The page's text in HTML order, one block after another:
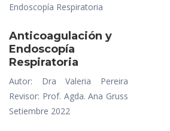
Anticoagulación y
Endoscopía
Respiratoria
Autor: Dra Valeria Pereira
Revisor: Prof. Agda. Ana Gruss
Setiembre 2022